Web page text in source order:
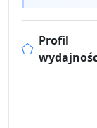
Profil